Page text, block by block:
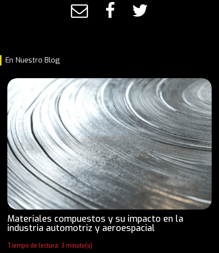
En Nuestro Blog
Materiales compuestos y su impacto en la
industria automotriz y aeroespacial
Tiempo de lectura: 3 minuto(s)